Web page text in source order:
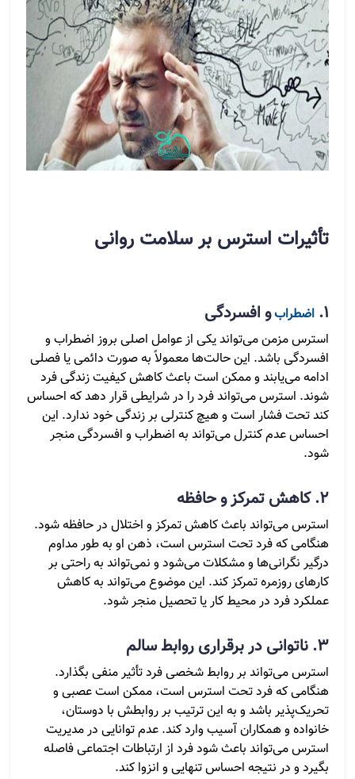
تأثیرات استرس بر سلامت روانی
1. اضطرابو افسردگی
استرس مزمن می‌تواند یکی از عوامل اصلی بروز اضطراب و
افسردگی باشد. این حالت‌ها معمولاً به صورت دائمی یا فصلی
ادامه می‌یابند و ممکن است باعث کاهش کیفیت زندگی فرد
شوند. استرس می‌تواند فرد را در شرایطی قرار دهد که احساس
کند تحت فشار است و هیچ کنترلی بر زندگی خود ندارد. این
احساس عدم کنترل می‌تواند به اضطراب و افسردگی منجر
شود.
2. کاهش تمرکز و حافظه
استرس می‌تواند باعث کاهش تمرکز و اختلال در حافظه شود.
هنگامی که فرد تحت استرس است، ذهن او به طور مداوم
درگیر نگرانی‌ها و مشکلات می‌شود و نمی‌تواند به راحتی بر
کارهای روزمره تمرکز کند. این موضوع می‌تواند به کاهش
عملکرد فرد در محیط کار یا تحصیل منجر شود.
3. ناتوانی در برقراری روابط سالم
استرس می‌تواند بر روابط شخصی فرد تأثیر منفی بگذارد.
هنگامی که فرد تحت استرس است، ممکن است عصبی و
تحریک‌پذیر باشد و به این ترتیب بر روابطش با دوستان،
خانواده و همکاران آسیب وارد کند. عدم توانایی در مدیریت
استرس می‌تواند باعث شود فرد از ارتباطات اجتماعی فاصله
بگیرد و در نتیجه احساس تنهایی و انزوا کند.